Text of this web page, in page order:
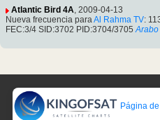
Atlantic Bird 4A, 2009-04-13
Nueva frecuencia paraAl Rahma TV:
FEC:3/4 SID:3702 PID:3704/3705 Arabo
Página